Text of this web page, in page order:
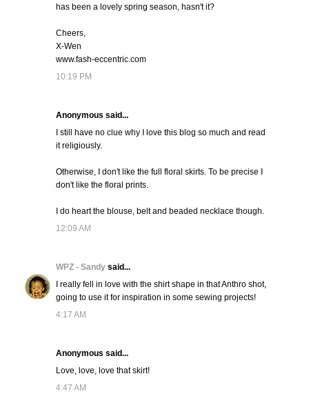
has been a lovely spring season, hasn't it?
Cheers,
X-Wen
www.fash-eccentric.com
10:19 PM
Anonymous said...
I still have no clue why I love this blog so much and read
it religiously.
Otherwise, I don't like the full floral skirts. To be precise I
don't like the floral prints.
I do heart the blouse, belt and beaded necklace though.
12:09 AM
WPZ - Sandy said...
I really fell in love with the shirt shape in that Anthro shot,
going to use it for inspiration in some sewing projects!
4:17 AM
Anonymous said...
Love, love, love that skirt!
4:47 AM